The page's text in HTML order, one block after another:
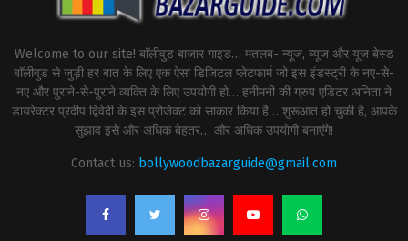
Welcome to our site! बाॅलीवुड बाजार गाइड… मतलब- न्यूज, व्यूज और यूज बेस्ड
बाॅलीवुड से जुड़ी हर बात के लिए एक ऐसा डिजिटल प्लेटफार्म जो इस इंडस्ट्री के नए-से-
नए और पुराने-से-पुराने व्यक्ति के लिए उपयोगी हो… हनीमनी की ग्रुप एडिटर अनिता ने
डायरेक्टर प्रदीप द्विवेदी के इस प्रोजेक्ट को साकार किया है… शुरूआत हो चुकी है, आपके
सुझाव इसे और अधिक बेहतर… और अधिक उपयोगी बनाएंगे!
Contact us: bollywoodbazarguide@gmail.com